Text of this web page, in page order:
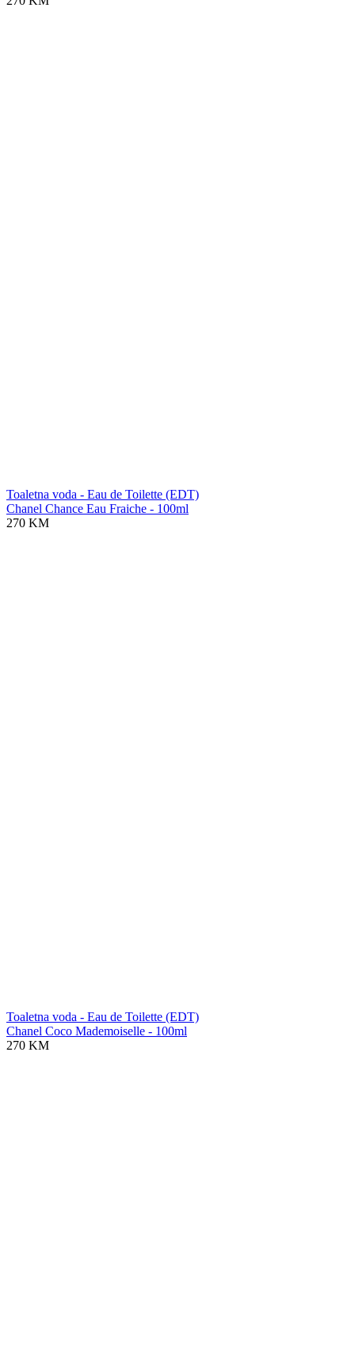
Toaletna voda - Eau de Toilette (EDT)
Chanel Chance Eau Fraiche - 100ml
270 KM
Toaletna voda - Eau de Toilette (EDT)
Chanel Coco Mademoiselle - 100ml
270 KM